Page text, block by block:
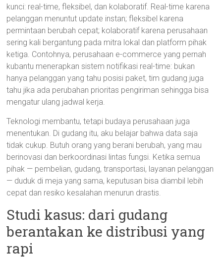
kunci: real-time, fleksibel, dan kolaboratif. Real-time karena
pelanggan menuntut update instan; fleksibel karena
permintaan berubah cepat; kolaboratif karena perusahaan
sering kali bergantung pada mitra lokal dan platform pihak
ketiga. Contohnya, perusahaan e-commerce yang pernah
kubantu menerapkan sistem notifikasi real-time: bukan
hanya pelanggan yang tahu posisi paket, tim gudang juga
tahu jika ada perubahan prioritas pengiriman sehingga bisa
mengatur ulang jadwal kerja.
Teknologi membantu, tetapi budaya perusahaan juga
menentukan. Di gudang itu, aku belajar bahwa data saja
tidak cukup. Butuh orang yang berani berubah, yang mau
berinovasi dan berkoordinasi lintas fungsi. Ketika semua
pihak — pembelian, gudang, transportasi, layanan pelanggan
— duduk di meja yang sama, keputusan bisa diambil lebih
cepat dan resiko kesalahan menurun drastis.
Studi kasus: dari gudang
berantakan ke distribusi yang
rapi